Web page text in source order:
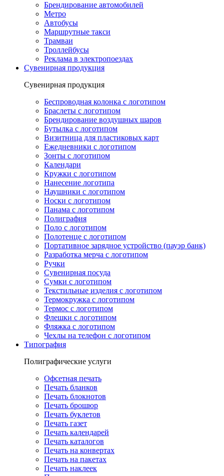
Брендирование автомобилей
Метро
Автобусы
Маршрутные такси
Трамваи
Троллейбусы
Реклама в электропоездах
Сувенирная продукция
Сувенирная продукция
Беспроводная колонка с логотипом
Браслеты с логотипом
Брендирование воздушных шаров
Бутылка с логотипом
Визитница для пластиковых карт
Ежедневники с логотипом
Зонты с логотипом
Календари
Кружки с логотипом
Нанесение логотипа
Наушники с логотипом
Носки с логотипом
Панама с логотипом
Полиграфия
Поло с логотипом
Полотенце с логотипом
Портативное зарядное устройство (пауэр банк)
Разработка мерча с логотипом
Ручки
Сувенирная посуда
Сумки с логотипом
Текстильные изделия с логотипом
Термокружка с логотипом
Термос с логотипом
Флешки с логотипом
Фляжка с логотипом
Чехлы на телефон с логотипом
Типография
Полиграфические услуги
Офсетная печать
Печать бланков
Печать блокнотов
Печать брошюр
Печать буклетов
Печать газет
Печать календарей
Печать каталогов
Печать на конвертах
Печать на пакетах
Печать наклеек